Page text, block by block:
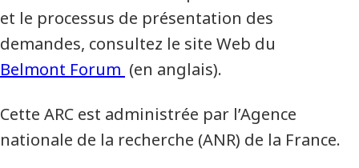
et le processus de présentation des
demandes, consultez le site Web du
Belmont Forum (en anglais).
Cette ARC est administrée par l’Agence
nationale de la recherche (ANR) de la France.